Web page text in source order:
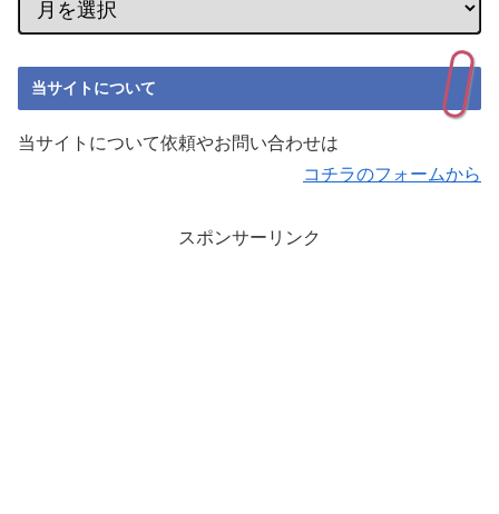
当サイトについて
当サイトについて依頼やお問い合わせは
コチラのフォームから
スポンサーリンク